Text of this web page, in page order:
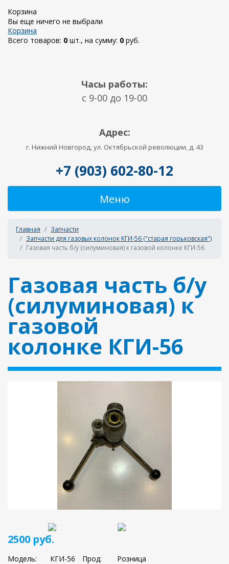
Корзина
Вы еще ничего не выбрали
Корзина
Всего товаров: 0 шт., на сумму: 0 руб.
Часы работы:
c 9-00 до 19-00
Адрес:
г. Нижний Новгород, ул. Октябрьской революции, д. 43
+7 (903) 602-80-12
Меню
Главная
Запчасти
Запчасти для газовых колонок КГИ-56 ("старая горьковская")
Газовая часть б/у (силуминовая) к газовой колонке КГИ-56
Газовая часть б/у
(силуминовая) к
газовой
колонке КГИ-56
2500 руб.
Модель: КГИ-56 Прод: Розница